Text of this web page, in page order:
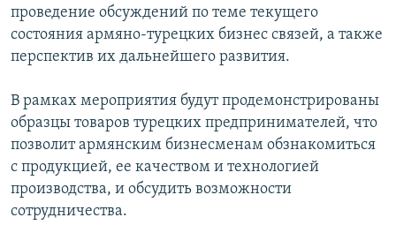
проведение обсуждений по теме текущего
состояния армяно-турецких бизнес связей, а также
перспектив их дальнейшего развития.
В рамках мероприятия будут продемонстрированы
образцы товаров турецких предпринимателей, что
позволит армянским бизнесменам обзнакомиться
с продукцией, ее качеством и технологией
производства, и обсудить возможности
сотрудничества.